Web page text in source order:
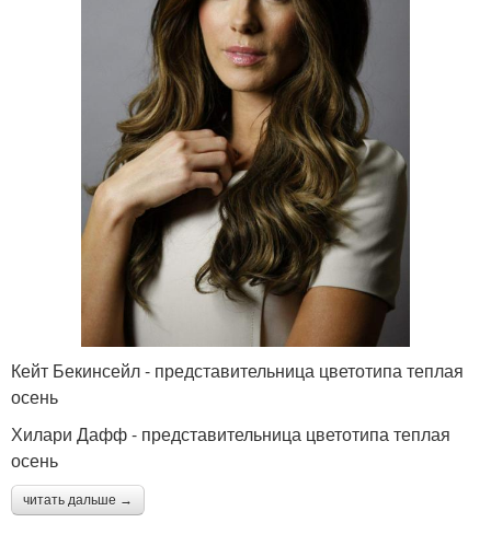
Кейт Бекинсейл - представительница цветотипа теплая
осень
Хилари Дафф - представительница цветотипа теплая
осень
читать дальше →